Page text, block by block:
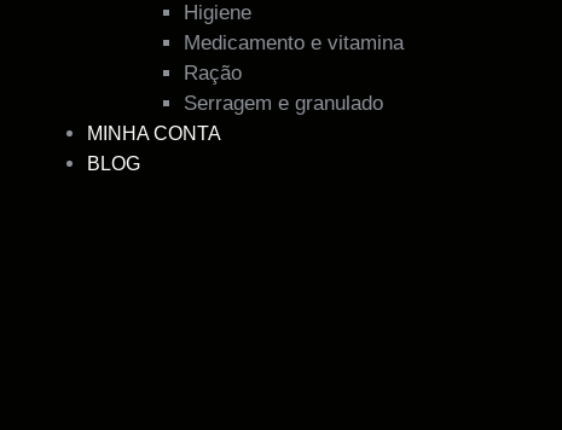
Higiene
Medicamento e vitamina
Ração
Serragem e granulado
MINHA CONTA
BLOG